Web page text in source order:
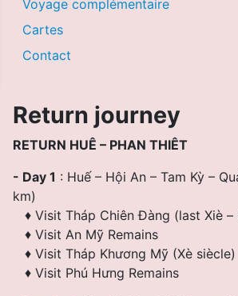
Voyage complémentaire
Cartes
Contact
Return journey
RETURN HUÊ – PHAN THIÊT
- Day 1 : Huế – Hội An – Tam Kỳ –
km)
♦ Visit Tháp Chiên Ðàng (last Xiè –
♦ Visit An Mỹ Remains
♦ Visit Tháp Khương Mỹ (Xè siècle)
♦ Visit Phú Hưng Remains